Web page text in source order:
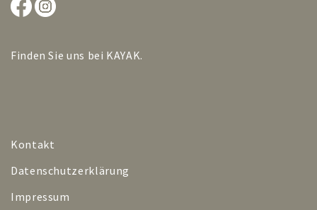
Finden Sie uns bei KAYAK.
Kontakt
Datenschutzerklärung
Impressum